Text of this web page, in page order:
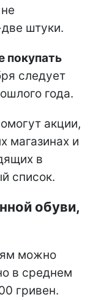
штуки.
покупать
следует
года.
акции,
магазинах и
в
список.
обуви,
можно
в среднем
гривен.